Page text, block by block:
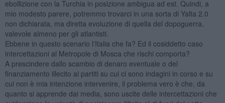
ebollizione con la Turchia in posizione ambigua ad est. Quindi, a
mio modesto parere, potremmo trovarci in una sorta di Yalta 2.0
non dichiarata, ma diretta evoluzione di quella del dopoguerra,
valevole almeno per gli atlantisti.
Ebbene in questo scenario l'Italia che fa? Ed il cosiddetto caso
intercettazioni al Metropole di Mosca che rischi comporta?
A prescindere dallo scambio di denaro eventuale o del
finanziamento illecito ai partiti su cui ci sono indagini in corso e su
cui non è mia intenzione intervenire, il problema vero è che, da
quanto si apprende dai media, sono uscite delle intercettazioni che